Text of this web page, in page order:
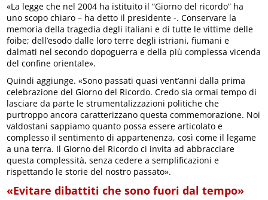
«La legge che nel 2004 ha istituito il “Giorno del ricordo” ha
uno scopo chiaro – ha detto il presidente -. Conservare la
memoria della tragedia degli italiani e di tutte le vittime delle
foibe; dell’esodo dalle loro terre degli istriani, fiumani e
dalmati nel secondo dopoguerra e della più complessa vicenda
del confine orientale».
Quindi aggiunge. «Sono passati quasi vent’anni dalla prima
celebrazione del Giorno del Ricordo. Credo sia ormai tempo di
lasciare da parte le strumentalizzazioni politiche che
purtroppo ancora caratterizzano questa commemorazione. Noi
valdostani sappiamo quanto possa essere articolato e
complesso il sentimento di appartenenza, così come il legame
a una terra. Il Giorno del Ricordo ci invita ad abbracciare
questa complessità, senza cedere a semplificazioni e
rispettando le storie del nostro passato».
«Evitare dibattiti che sono fuori dal tempo»